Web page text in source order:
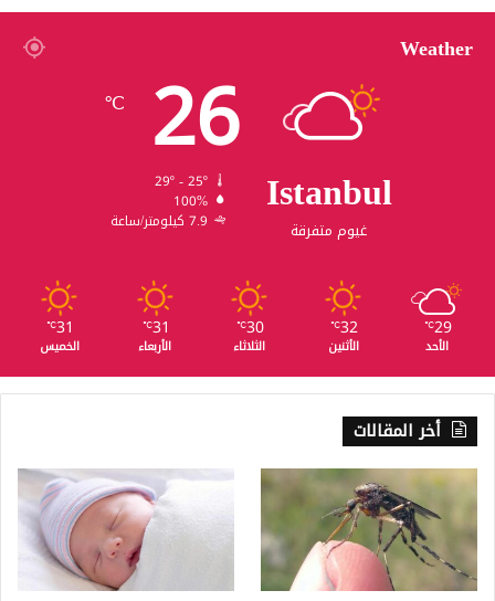
Weather
Istanbul
غيوم متفرقة
26
℃
29º - 25º
100%
7.9 كيلومتر/ساعة
29
℃
الأحد
32
℃
الأثنين
30
℃
الثلاثاء
31
℃
الأربعاء
31
℃
الخميس
أخر المقالات